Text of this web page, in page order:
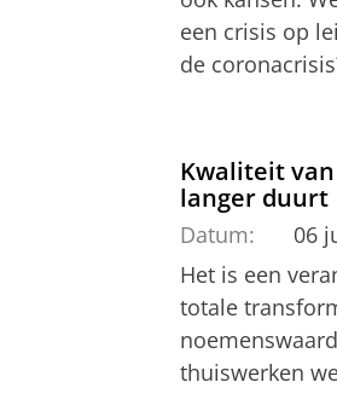
een crisis op
de
Kwaliteit
langer duurt
Datum:
06
Het is een
totale
thuiswerken